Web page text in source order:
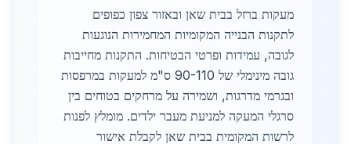
מעקות ברזל בבית שאן ובאזור צפון כפופים
לתקנות הבנייה המקומיות המחמירות הנוגעות
לגובה, עמידות ופרטי הבטיחות. התקנות מחייבות
גובה מינימלי של 90-110 ס"מ למעקות במרפסות
ובגרמי מדרגות, ושמירה על מרחקים בטוחים בין
סרגלי המעקה למניעת מעבר ילדים. מומלץ לפנות
לרשות המקומית בבית שאן לקבלת אישור